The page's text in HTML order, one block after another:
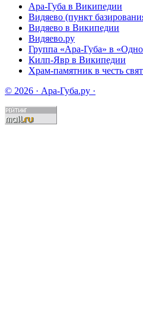
Ара-Губа в Википедии
Видяево (пункт
Видяево в Википедии
Видяево.ру
Группа «Ара-Губа» в
Килп-Явр в Википедии
Храм-памятник в честь
© 2026 · Ара-Губа.ру ·